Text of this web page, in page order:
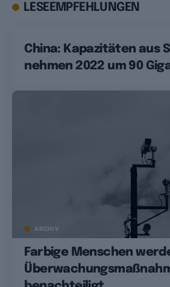
LESEEMPFEHLUNGEN
China: Kapazitäten aus
nehmen 2022 um 90
ARCHIV
Farbige Menschen